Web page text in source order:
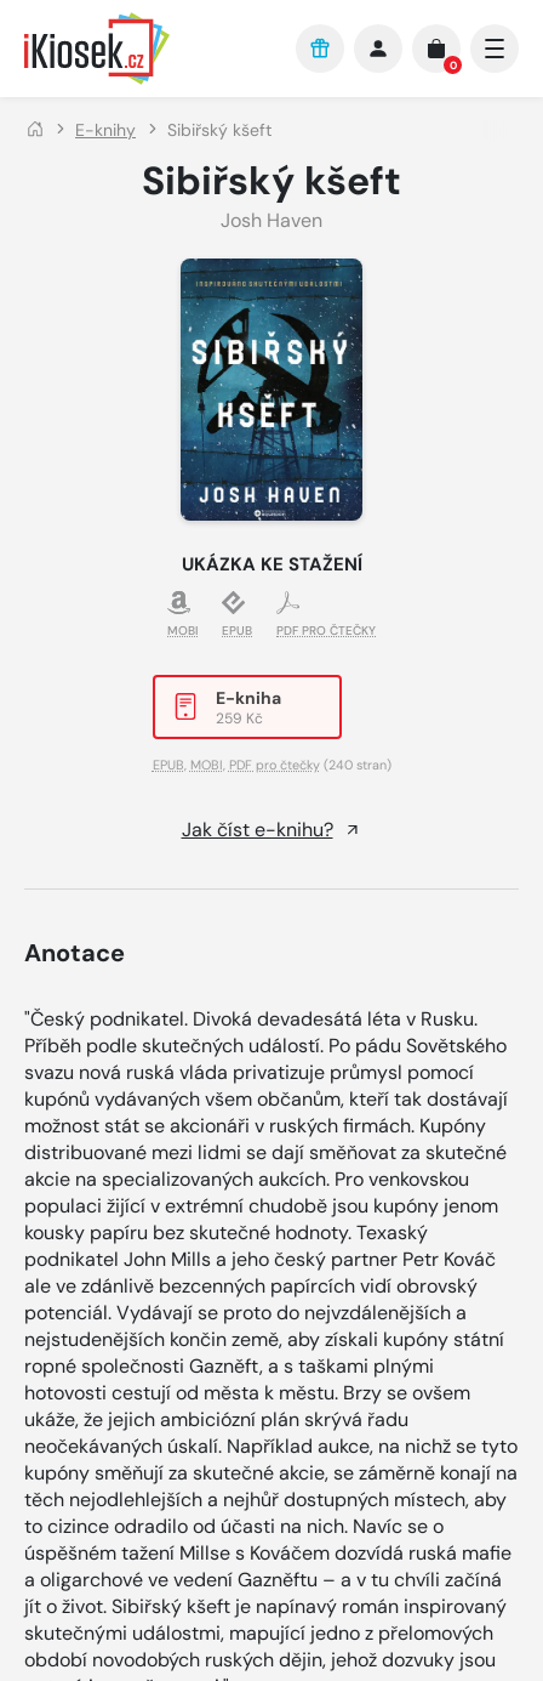
Přejít na hlavní obsah
0
E-knihy Sibiřský kšeft
Sibiřský kšeft
Josh Haven
UKÁZKA KE STAŽENÍ
MOBI EPUB PDF PRO ČTEČKY
E-kniha
259 Kč
EPUB MOBI PDF pro čtečky(240 stran)
Jak číst e-knihu?
Anotace
"Český podnikatel. Divoká devadesátá léta v Rusku.
Příběh podle skutečných událostí. Po pádu Sovětského
svazu nová ruská vláda privatizuje průmysl pomocí
kupónů vydávaných všem občanům, kteří tak dostávají
možnost stát se akcionáři v ruských firmách. Kupóny
distribuované mezi lidmi se dají směňovat za skutečné
akcie na specializovaných aukcích. Pro venkovskou
populaci žijící v extrémní chudobě jsou kupóny jenom
kousky papíru bez skutečné hodnoty. Texaský
podnikatel John Mills a jeho český partner Petr Kováč
ale ve zdánlivě bezcenných papírcích vidí obrovský
potenciál. Vydávají se proto do nejvzdálenějších a
nejstudenějších končin země, aby získali kupóny státní
ropné společnosti Gazněft, a s taškami plnými
hotovosti cestují od města k městu. Brzy se ovšem
ukáže, že jejich ambiciózní plán skrývá řadu
neočekávaných úskalí. Například aukce, na nichž se tyto
kupóny směňují za skutečné akcie, se záměrně konají na
těch nejodlehlejších a nejhůř dostupných místech, aby
to cizince odradilo od účasti na nich. Navíc se o
úspěšném tažení Millse s Kováčem dozvídá ruská mafie
a oligarchové ve vedení Gazněftu – a v tu chvíli začíná
jít o život. Sibiřský kšeft je napínavý román inspirovaný
skutečnými událostmi, mapující jedno z přelomových
období novodobých ruských dějin, jehož dozvuky jsou